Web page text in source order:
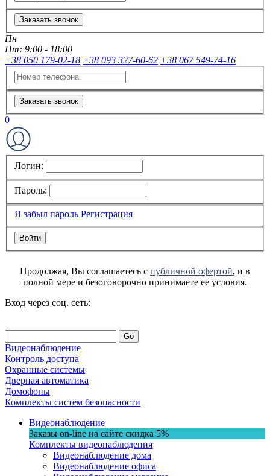
Заказать звонок
Пн
Пт: 9:00 - 18:00
+38 050 179-02-18 +38 093 327-60-62 +38 067 549-74-16
Заказать звонок
0
Логин:
Пароль:
Я забыл пароль Регистрация
Продолжая, Вы соглашаетесь с публичной офертой, и в
полной мере и безоговорочно принимаете ее условия.
Вход через соц. сеть:
Go
Видеонаблюдение
Контроль доступа
Охранные системы
Дверная автоматика
Домофоны
Комплекты систем безопасности
Видеонаблюдение
Заказы on-line на сaйте скидка 5%
Комплекты видеонаблюдения
Видеонаблюдение дома
Видеонаблюдение офиса